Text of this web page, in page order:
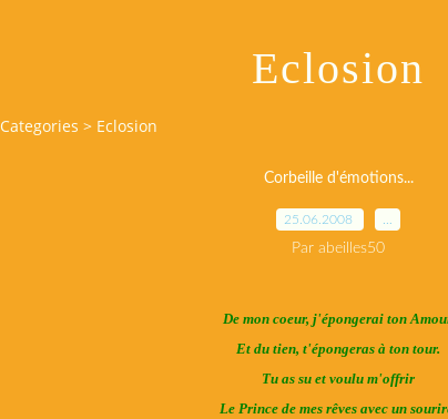
Eclosion
Categories > Eclosion
Corbeille d'émotions...
25.06.2008
Par abeilles50
De mon coeur, j'épongerai ton
Et du tien, t'épongeras à ton tour.
Tu as su et voulu m'offrir
Le Prince de mes rêves avec un